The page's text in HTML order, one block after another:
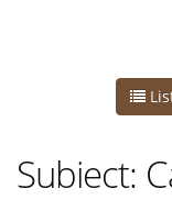
Subiect: